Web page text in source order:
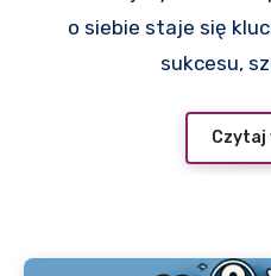
o siebie staje się
sukcesu,
Czytaj